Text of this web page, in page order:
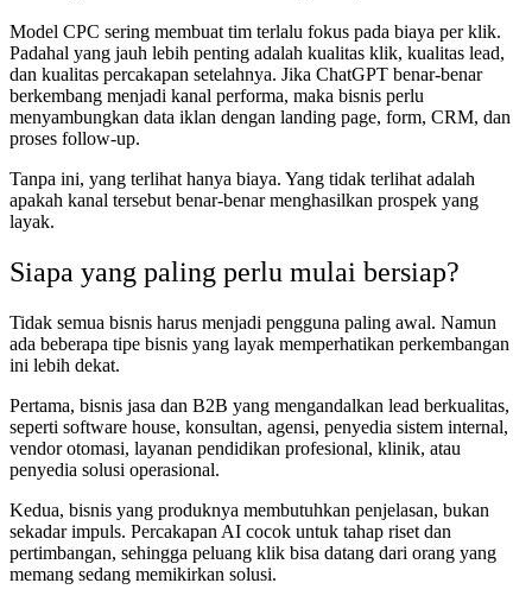
Model CPC sering membuat tim terlalu fokus pada biaya per klik.
Padahal yang jauh lebih penting adalah kualitas klik, kualitas lead,
dan kualitas percakapan setelahnya. Jika ChatGPT benar-benar
berkembang menjadi kanal performa, maka bisnis perlu
menyambungkan data iklan dengan landing page, form, CRM, dan
proses follow-up.
Tanpa ini, yang terlihat hanya biaya. Yang tidak terlihat adalah
apakah kanal tersebut benar-benar menghasilkan prospek yang
layak.
Siapa yang paling perlu mulai bersiap?
Tidak semua bisnis harus menjadi pengguna paling awal. Namun
ada beberapa tipe bisnis yang layak memperhatikan perkembangan
ini lebih dekat.
Pertama, bisnis jasa dan B2B yang mengandalkan lead berkualitas,
seperti software house, konsultan, agensi, penyedia sistem internal,
vendor otomasi, layanan pendidikan profesional, klinik, atau
penyedia solusi operasional.
Kedua, bisnis yang produknya membutuhkan penjelasan, bukan
sekadar impuls. Percakapan AI cocok untuk tahap riset dan
pertimbangan, sehingga peluang klik bisa datang dari orang yang
memang sedang memikirkan solusi.